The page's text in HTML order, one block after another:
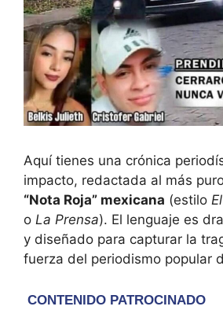
Aquí tienes una crónica
impacto, redactada al más
“Nota Roja” mexicana (estilo
o La Prensa). El lenguaje es
y diseñado para capturar la
fuerza del periodismo popular